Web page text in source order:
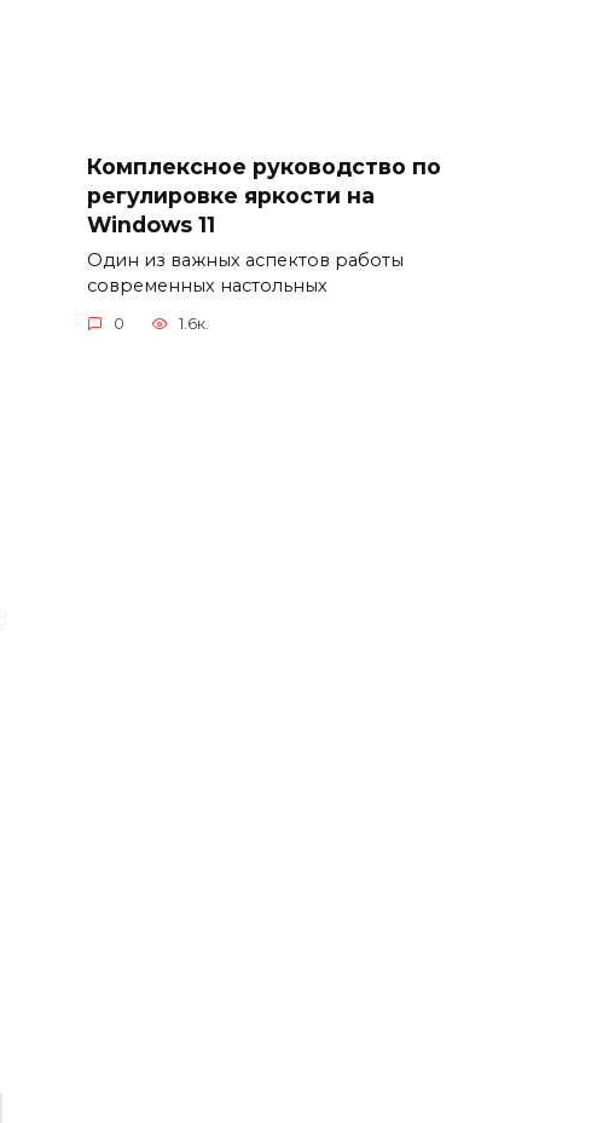
Комплексное руководство по
регулировке яркости на
Windows 11
Один из важных аспектов работы
современных настольных
0 1.6к.